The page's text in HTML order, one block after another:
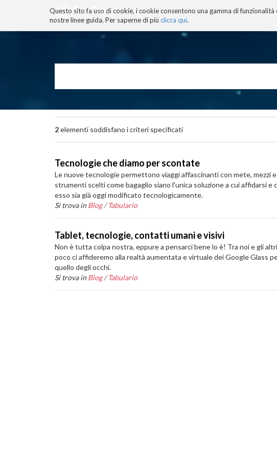
Questo sito fa uso di cookie, i cookie consentono una gamma di
nostre linee guida. Per saperne di più clicca qui.
BLOG TECNOCONSAPEVOLEZZA
navigazione
2elementi soddisfano i criteri specificati
Tecnologie che diamo per scontate
Le nuove tecnologie permettono viaggi affascinanti con mete, mezzi
strumenti scelti come bagaglio siano l'unica soluzione a cui affidarsi
esso sia già oggi modificato tecnologicamente.
Si trova in Blog /Tabulario
Tablet, tecnologie, contatti umani e visivi
Non è tutta colpa nostra, eppure a pensarci bene lo è! Tra noi e gli
poco ci affideremo alla realtà aumentata e virtuale dei Google Glass
quello degli occhi.
Si trova in Blog /Tabulario